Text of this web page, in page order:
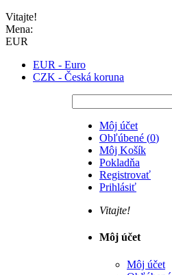
Vitajte!
Mena:
EUR
EUR - Euro
CZK - Česká koruna
Môj účet
Obľúbené (0)
Môj Košík
Pokladňa
Registrovať
Prihlásiť
Vitajte!
Môj účet
Môj účet